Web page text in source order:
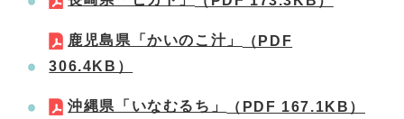
鹿児島県「かいのこ汁」
（PDF
306.4KB）
沖縄県「いなむるち」 （PDF 167.1KB）